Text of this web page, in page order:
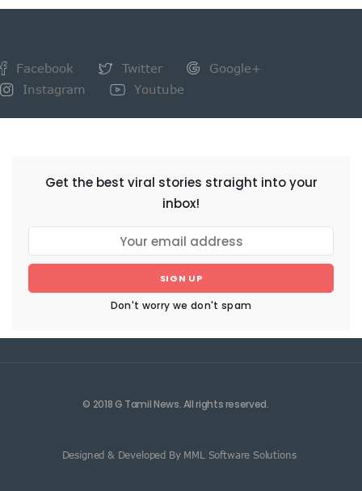
Facebook Twitter
Google+
Instagram
Youtube
Get the best viral stories straight into your
inbox!
SIGN UP
Don't worry we don't spam
© 2018 G Tamil News. All rights reserved.
Designed & Developed By MML Software Solutions